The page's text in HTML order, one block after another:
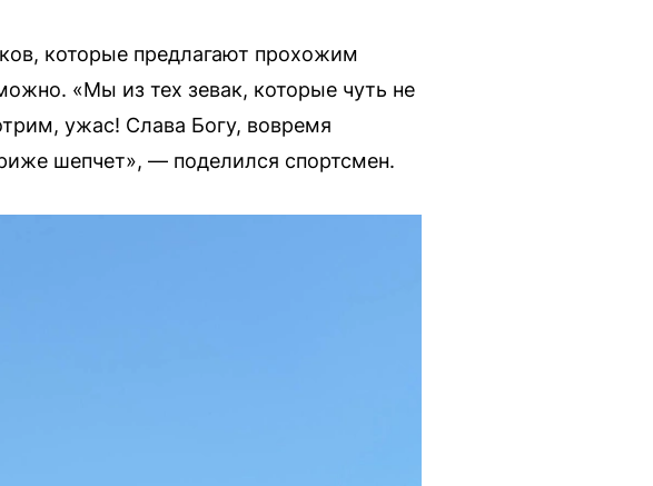
которые предлагают прохожим
«Мы из тех зевак, которые чуть не
ужас! Слава Богу, вовремя
шепчет», — поделился спортсмен.